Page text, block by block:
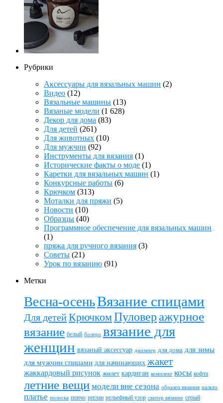
Рубрики
Аксессуары для вязальных машин (2)
Видео (12)
Вязальные машины (13)
Вязаные модели (1 628)
Декор для дома (83)
Для детей (261)
Для животных (10)
Для мужчин (92)
Инструменты для вязания (1)
Исторические факты о моде (1)
Каретки для вязальных машин (1)
Конкурсные работы (6)
Крючком (313)
Моталки для пряжи (5)
Новости (10)
Образцы (40)
Программное обеспечение для вязальных машин
(1)
пряжа для ручного вязания (3)
Советы (21)
Урок по вязанию (91)
Метки
Весна-осеньВязание спицами
Для детейКрючкомПуловер ажурное
вязание белый болеро вязание для
женщин вязаный аксессуар джемпер для дома для зимы
для мужчин спицами для начинающих жакет
жаккардовый рисунок жилет кардиган комплект косы кофта
летние вещи модели вне сезона образец вязания пальто
платье полоска пончо реглан рельефный узор свитер вязание серый